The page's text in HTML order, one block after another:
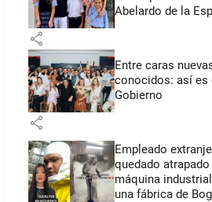
Abelardo de la
share
Entre caras
conocidos: así es
Gobierno
share
Empleado
quedado atrapado
máquina
una fábrica de